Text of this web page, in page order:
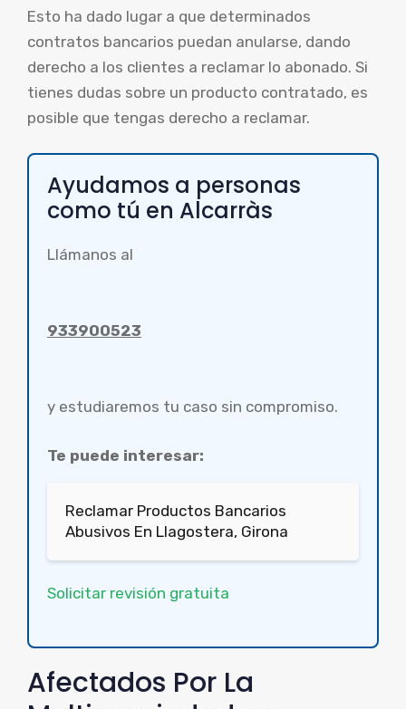
Esto ha dado lugar a que determinados
contratos bancarios puedan anularse, dando
derecho a los clientes a reclamar lo abonado. Si
tienes dudas sobre un producto contratado, es
posible que tengas derecho a reclamar.
Ayudamos a personas
como tú en Alcarràs
Llámanos al
933900523
y estudiaremos tu caso sin compromiso.
Te puede interesar:
Reclamar Productos Bancarios
Abusivos En Llagostera, Girona
Solicitar revisión gratuita
Afectados Por La